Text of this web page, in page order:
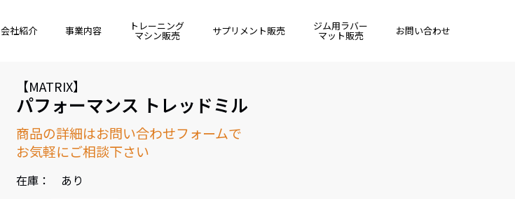
会社紹介 事業内容 トレーニング
マシン販売 サプリメント販売 ジム用ラバー
マット販売 お問い合わせ
【MATRIX】
パフォーマンス トレッドミル
商品の詳細はお問い合わせフォームで
お気軽にご相談下さい
在庫： あり